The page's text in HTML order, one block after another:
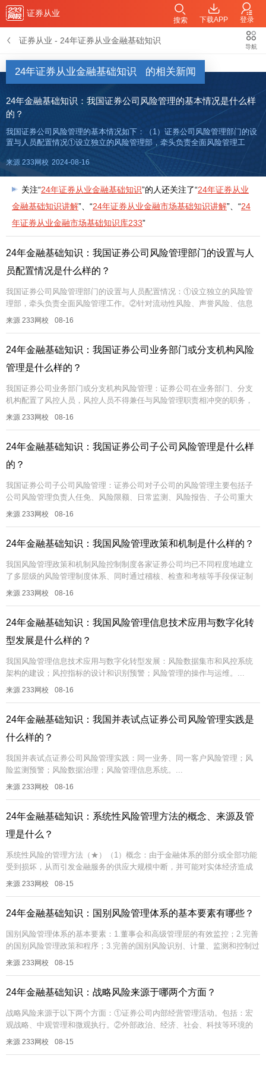
证券从业
下载APP 登录
搜索
证券从业 - 24年证券从业金融基础知识
导航
24年证券从业金融基础知识 的相关新闻
24年金融基础知识：我国证券公司风险管理的基本情况是什么样
的？
我国证券公司风险管理的基本情况如下：（1）证券公司风险管理部门的设
置与人员配置情况①设立独立的风险管理部，牵头负责全面风险管理工
作。②针对流动性风险、声誉风险、信息技术风险，指定相关部门负责相
关管理工作③按专业风险类型划分职能。（2）证券公司业务部门或分支机
构
来源 233网校 2024-08-16
关注“24年证券从业金融基础知识”的人还关注了“24年证券从业
金融基础知识讲解”、“24年证券从业金融市场基础知识讲解”、“24
年证券从业金融市场基础知识库233”
24年金融基础知识：我国证券公司风险管理部门的设置与人
员配置情况是什么样的？
我国证券公司风险管理部门的设置与人员配置情况：①设立独立的风险管
理部，牵头负责全面风险管理工作。②针对流动性风险、声誉风险、信息
技术风险，指定相关部门负责相关管理工作③按专业风险类型划分职能。...
来源 233网校 08-16
24年金融基础知识：我国证券公司业务部门或分支机构风险
管理是什么样的？
我国证券公司业务部门或分支机构风险管理：证券公司在业务部门、分支
机构配置了风控人员，风控人员不得兼任与风险管理职责相冲突的职务，
具体负责其权限范围内的风险管理工作，对风险管理政策和制度的执行情
来源 233网校 08-16
24年金融基础知识：我国证券公司子公司风险管理是什么样
的？
我国证券公司子公司风险管理：证券公司对子公司的风险管理主要包括子
公司风险管理负责人任免、风险限额、日常监测、风险报告、子公司重大
事项审核或审批、风险考核等方面。...
来源 233网校 08-16
24年金融基础知识：我国风险管理政策和机制是什么样的？
我国风险管理政策和机制风险控制制度各家证券公司均已不同程度地建立
了多层级的风险管理制度体系、同时通过稽核、检查和考核等手段保证制
度的贯彻执行。风险限额①各家证券公司均已建立了适合自身业务管理需
来源 233网校 08-16
24年金融基础知识：我国风险管理信息技术应用与数字化转
型发展是什么样的？
我国风险管理信息技术应用与数字化转型发展：风险数据集市和风控系统
架构的建设；风控指标的设计和识别预警；风险管理的操作与运维。...
来源 233网校 08-16
24年金融基础知识：我国并表试点证券公司风险管理实践是
什么样的？
我国并表试点证券公司风险管理实践：同一业务、同一客户风险管理；风
险监测预警；风险数据治理；风险管理信息系统。...
来源 233网校 08-16
24年金融基础知识：系统性风险管理方法的概念、来源及管
理是什么？
系统性风险的管理方法（★）（1）概念：由于金融体系的部分或全部功能
受到损坏，从而引发金融服务的供应大规模中断，并可能对实体经济造成
严重负面影响的风险。（2）来源：内发性、关联性、复杂性、突发性、传
来源 233网校 08-15
24年金融基础知识：国别风险管理体系的基本要素有哪些？
国别风险管理体系的基本要素：1.董事会和高级管理层的有效监控；2.完善
的国别风险管理政策和程序；3.完善的国别风险识别、计量、监测和控制过
程；4.完善的内部控制和审计。...
来源 233网校 08-15
24年金融基础知识：战略风险来源于哪两个方面？
战略风险来源于以下两个方面：①证券公司内部经营管理活动。包括：宏
观战略、中观管理和微观执行。②外部政治、经济、社会、科技等环境的
变化。包括：行业风险、技术风险、品牌风险、竞争对手风险、客户风
来源 233网校 08-15